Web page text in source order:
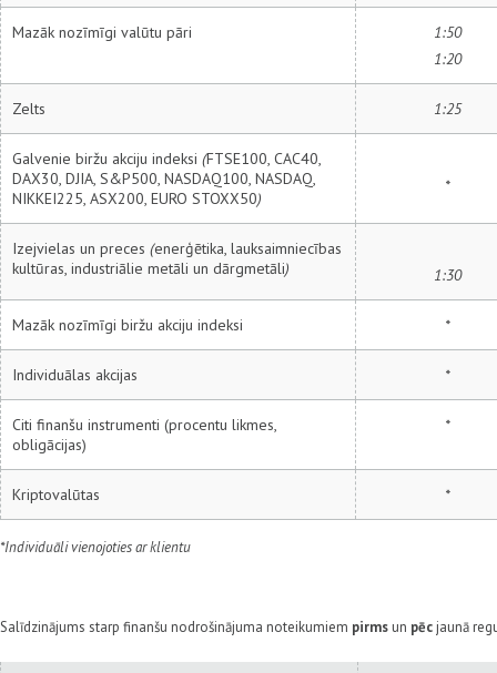
Mazāk nozīmīgi valūtu pāri
1:50
1:20
Zelts 1:25
Galvenie biržu akciju indeksi (FTSE100, CAC40,
DAX30, DJIA, S&P500, NASDAQ100, NASDAQ,
NIKKEI225, ASX200, EURO STOXX50)
*
Izejvielas un preces (enerģētika, lauksaimniecības
kultūras, industriālie metāli un dārgmetāli) 1:30
Mazāk nozīmīgi biržu akciju indeksi *
Individuālas akcijas *
Citi finanšu instrumenti (procentu likmes,
obligācijas)
*
Kriptovalūtas *
*Individuāli vienojoties ar klientu
Salīdzinājums starp finanšu nodrošinājuma noteikumiem pirmsun pēcjaunā